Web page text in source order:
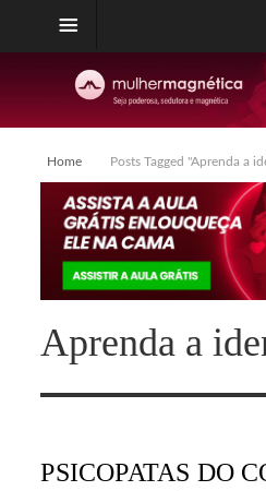
Home Posts Tagged "Aprenda a
Aprenda a
PSICOPATAS DO